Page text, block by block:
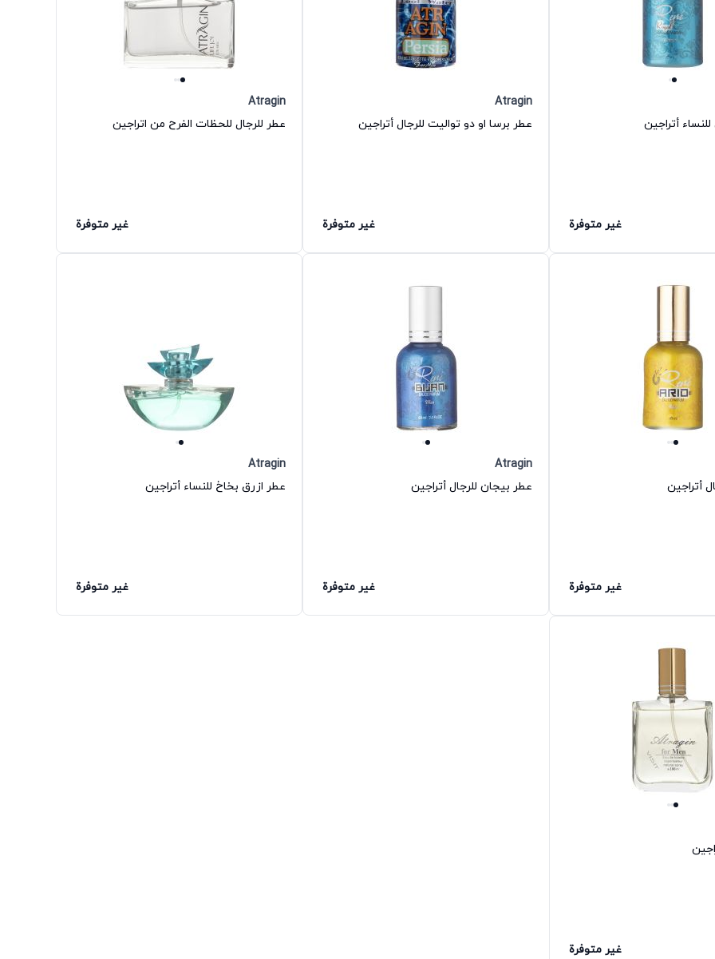
أتراجين
غير متوفرة
Atragin
عطر برسا او دو تواليت للرجال أتراجين
غير متوفرة
Atragin
عطر للرجال للحظات الفرح من اتراجين
غير متوفرة
أتراجين
غير متوفرة
Atragin
عطر بيجان للرجال أتراجين
غير متوفرة
Atragin
عطر ازرق بخاخ للنساء أتراجين
غير متوفرة
غير متوفرة